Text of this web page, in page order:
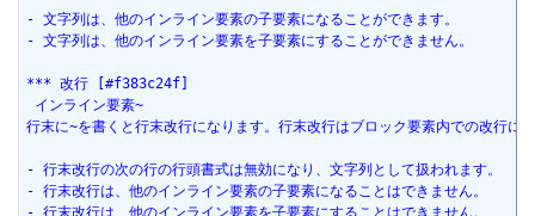
- 文字列は、他のインライン要素の子要素になることができます。
- 文字列は、他のインライン要素を子要素にすることができません。
*** 改行 [#f383c24f]
インライン要素~
行末に~を書くと行末改行になります。行末改行はブロック要素内での改行に
- 行末改行の次の行の行頭書式は無効になり、文字列として扱われます。
- 行末改行は、他のインライン要素の子要素になることはできません。